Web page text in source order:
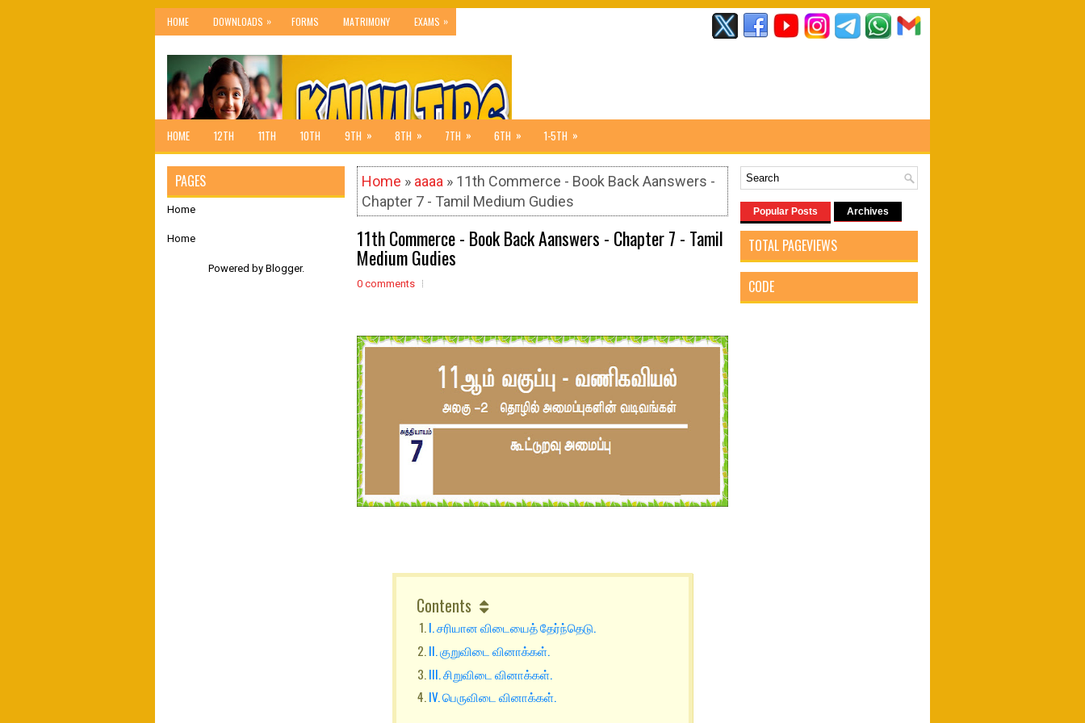
HOME DOWNLOADS » FORMS MATRIMONY EXAMS »
HOME 12TH 11TH 10TH 9TH » 8TH » 7TH » 6TH » 1-5TH »
Home » aaaa » 11th Commerce - Book Back Aanswers -
Chapter 7 - Tamil Medium Gudies
11th Commerce - Book Back Aanswers - Chapter 7 - Tamil
Medium Gudies
0 comments
Contents
I. சரியான விடையைத் தேர்ந்தெடு.
II. குறுவிடை வினாக்கள்.
III. சிறுவிடை வினாக்கள்.
IV. பெருவிடை வினாக்கள்.
PAGES
Home
Home
Powered by Blogger.
Popular Posts Archives
TOTAL PAGEVIEWS
CODE